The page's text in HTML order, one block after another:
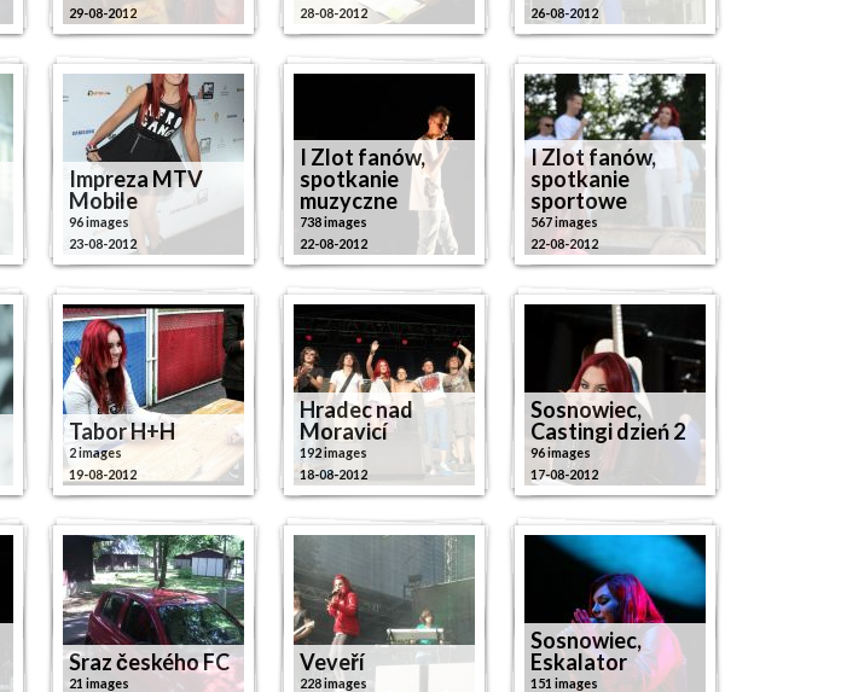
29-08-2012
28-08-2012
26-08-2012
Impreza MTV
Mobile
96 images
23-08-2012
I Zlot fanów,
spotkanie
muzyczne
738 images
22-08-2012
I Zlot fanów,
spotkanie
sportowe
567 images
22-08-2012
Tabor H+H
2 images
19-08-2012
Hradec nad
Moravicí
192 images
18-08-2012
Sosnowiec,
Castingi dzień 2
96 images
17-08-2012
Sraz českého FC
21 images
Veveří
228 images
Sosnowiec,
Eskalator
151 images